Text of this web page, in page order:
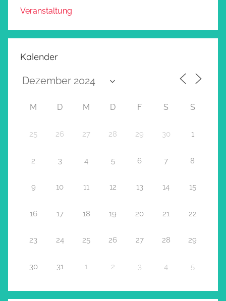
Veranstaltung
Kalender
M D M D F S S
25 26 27 28 29 30 1
2 3 4 5 6 7 8
9 10 11 12 13 14 15
16 17 18 19 20 21 22
23 24 25 26 27 28 29
30 31 1 2 3 4 5